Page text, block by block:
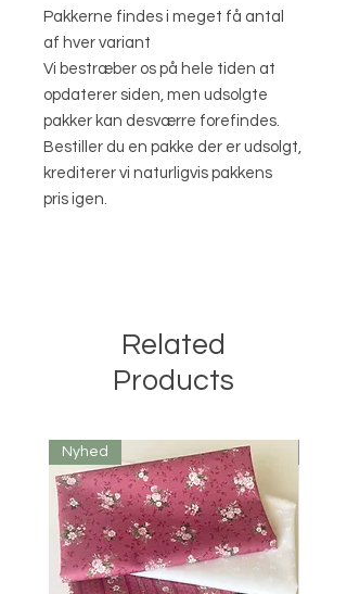
Pakkerne findes i meget få antal
af hver variant
Vi bestræber os på hele tiden at
opdaterer siden, men udsolgte
pakker kan desværre forefindes.
Bestiller du en pakke der er udsolgt,
krediterer vi naturligvis pakkens
pris igen.
Related
Products
Nyhed